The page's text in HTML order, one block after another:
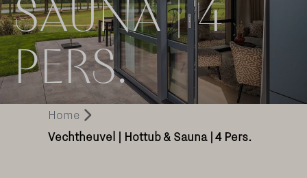
SAUNA | 4
PERS.
Home
Vechtheuvel | Hottub & Sauna | 4 Pers.